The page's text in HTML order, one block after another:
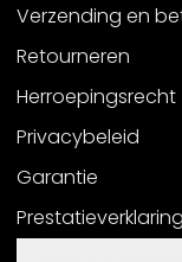
Verzending en
Retourneren
Herroepingsrecht
Privacybeleid
Garantie